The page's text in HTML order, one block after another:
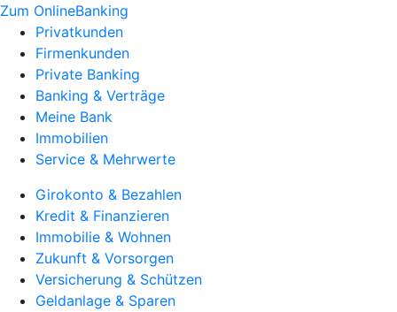
Zum OnlineBanking
Privatkunden
Firmenkunden
Private Banking
Banking & Verträge
Meine Bank
Immobilien
Service & Mehrwerte
Girokonto & Bezahlen
Kredit & Finanzieren
Immobilie & Wohnen
Zukunft & Vorsorgen
Versicherung & Schützen
Geldanlage & Sparen